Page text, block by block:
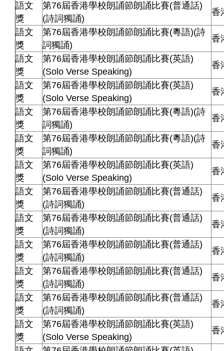
語文
獎
第76屆香港學校朗誦節朗誦比賽(普通話)
(詩詞獨誦)
香
語文
獎
第76屆香港學校朗誦節朗誦比賽(粵語)(詩
詞獨誦)
香
語文
獎
第76屆香港學校朗誦節朗誦比賽(英語)
(Solo Verse Speaking)
香
語文
獎
第76屆香港學校朗誦節朗誦比賽(英語)
(Solo Verse Speaking)
香
語文
獎
第76屆香港學校朗誦節朗誦比賽(粵語)(詩
詞獨誦)
香
語文
獎
第76屆香港學校朗誦節朗誦比賽(粵語)(詩
詞獨誦)
香
語文
獎
第76屆香港學校朗誦節朗誦比賽(英語)
(Solo Verse Speaking)
香
語文
獎
第76屆香港學校朗誦節朗誦比賽(普通話)
(詩詞獨誦)
香
語文
獎
第76屆香港學校朗誦節朗誦比賽(普通話)
(詩詞獨誦)
香
語文
獎
第76屆香港學校朗誦節朗誦比賽(普通話)
(詩詞獨誦)
香
語文
獎
第76屆香港學校朗誦節朗誦比賽(普通話)
(詩詞獨誦)
香
語文
獎
第76屆香港學校朗誦節朗誦比賽(普通話)
(詩詞獨誦)
香
語文
獎
第76屆香港學校朗誦節朗誦比賽(英語)
(Solo Verse Speaking)
香